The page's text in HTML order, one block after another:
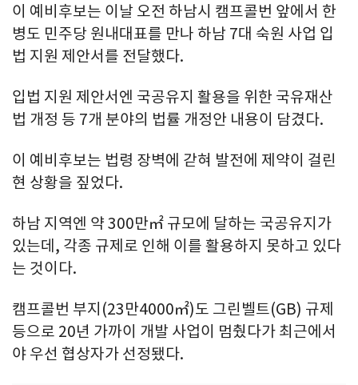
이 예비후보는 이날 오전 하남시 캠프콜번 앞에서 한
병도 민주당 원내대표를 만나 하남 7대 숙원 사업 입
법 지원 제안서를 전달했다.
입법 지원 제안서엔 국공유지 활용을 위한 국유재산
법 개정 등 7개 분야의 법률 개정안 내용이 담겼다.
이 예비후보는 법령 장벽에 갇혀 발전에 제약이 걸린
현 상황을 짚었다.
하남 지역엔 약 300만㎡ 규모에 달하는 국공유지가
있는데, 각종 규제로 인해 이를 활용하지 못하고 있다
는 것이다.
캠프콜번 부지(23만4000㎡)도 그린벨트(GB) 규제
등으로 20년 가까이 개발 사업이 멈췄다가 최근에서
야 우선 협상자가 선정됐다.